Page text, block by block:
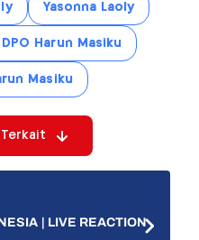
Yasonna Laoly
DPO Harun Masiku
Masiku
| LIVE REACTION